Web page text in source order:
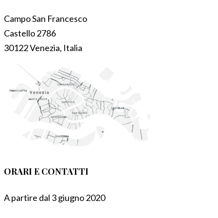
Campo San Francesco
Castello 2786
30122 Venezia, Italia
ORARI E CONTATTI
A partire dal 3 giugno 2020